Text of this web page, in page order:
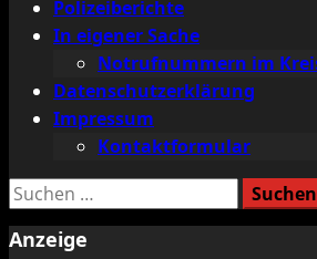
Polizeiberichte
In eigener Sache
Notrufnummern im
Datenschutzerklärung
Impressum
Kontaktformular
Suchen
Anzeige